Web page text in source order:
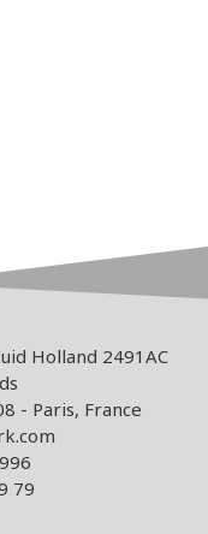
Holland 2491AC
- Paris, France
79